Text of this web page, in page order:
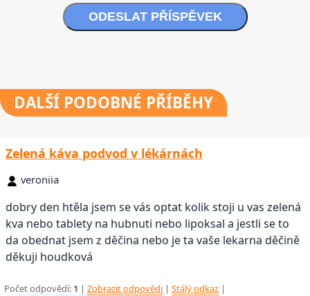
ODESLAT PŘÍSPĚVEK
DALŠÍ PODOBNÉ PŘÍBĚHY
Zelená káva podvod v lékárnách
veroniia
dobry den htěla jsem se vás optat kolik stoji u vas zelená
kva nebo tablety na hubnuti nebo lipoksal a jestli se to
da obednat jsem z děčina nebo je ta vaše lekarna děčině
děkuji houdková
Počet odpovědí: 1 |Zobrazit odpovědi |Stálý odkaz |